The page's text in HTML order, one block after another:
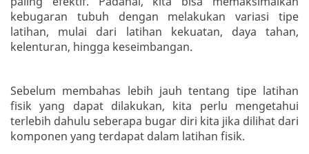
kebugaran tubuh dengan melakukan variasi tipe
latihan, mulai dari latihan kekuatan, daya tahan,
kelenturan, hingga keseimbangan.
Sebelum membahas lebih jauh tentang tipe latihan
fisik yang dapat dilakukan, kita perlu mengetahui
terlebih dahulu seberapa bugar diri kita jika dilihat dari
komponen yang terdapat dalam latihan fisik.